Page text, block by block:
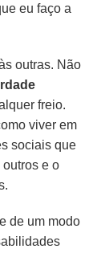
eu faço a
outras. Não
freio.
viver em
sociais que
e o
de um modo